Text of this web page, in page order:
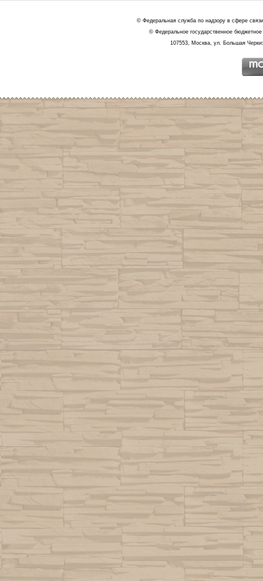
© Федеральная служба по надзору в сфере
© Федеральное государственное
107553, Москва, ул. Большая